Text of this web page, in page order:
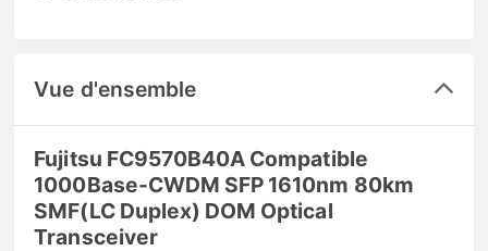
Vue d'ensemble
Fujitsu FC9570B40A Compatible
1000Base-CWDM SFP 1610nm 80km
SMF(LC Duplex) DOM Optical
Transceiver